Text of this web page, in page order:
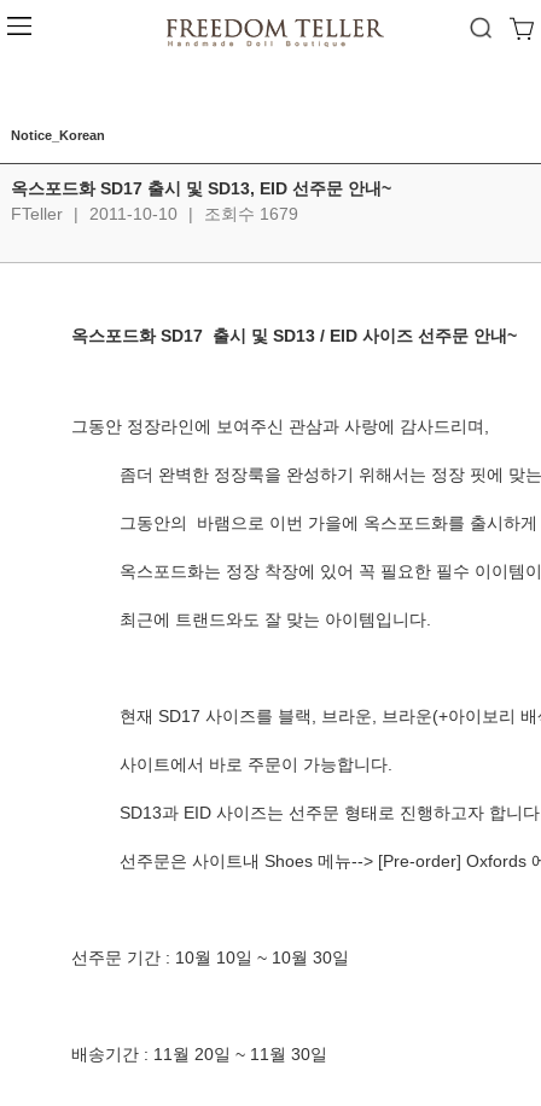
Notice_Korean
옥스포드화 SD17 출시 및 SD13, EID 선주문 안내~
FTeller
| 2011-10-10 | 조회수 1679
옥스포드화 SD17  출시 및 SD13 / EID 사이즈 선주문 안내~
그동안 정장라인에 보여주신 관삼과 사랑에 감사드리며,
좀더 완벽한 정장룩을 완성하기 위해서는 정장 핏에
그동안의  바램으로 이번 가을에 옥스포드화를 출시하
옥스포드화는 정장 착장에 있어 꼭 필요한 필수 이이
          최근에 트랜드와도 잘 맞는 아이템입니다.
현재 SD17 사이즈를 블랙, 브라운, 브라운(+아이보
          사이트에서 바로 주문이 가능합니다.
SD13과 EID 사이즈는 선주문 형태로 진행하고자 합니다
선주문은 사이트내 Shoes 메뉴--> [Pre-order]
선주문 기간 : 10월 10일 ~ 10월 30일
배송기간 : 11월 20일 ~ 11월 30일